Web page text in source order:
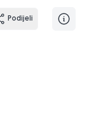
Podijeli